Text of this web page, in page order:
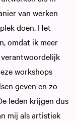
van werken
doen. Het
omdat ik meer
workshops
geven en zo
leden krijgen dus
mij als artistiek